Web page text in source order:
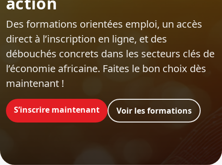
Des formations orientées emploi‍, un accès
direct à l’inscription en ligne, et des
débouchés concrets dans les secteurs clés de
l’économie africaine. Faites le bon choix dès
maintenant !
S’inscrire maintenant Voir les formations